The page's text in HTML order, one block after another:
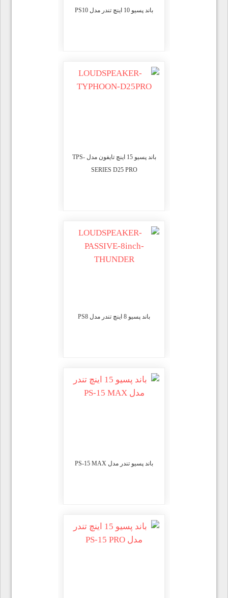
باند پسیو 10 اینچ تندر مدل PS10
باند پسیو 15 اینچ تایفون مدل TPS-
SERIES D25 PRO
باند پسیو 8 اینچ تندر مدل PS8
باند پسیو تندر مدل PS-15 MAX